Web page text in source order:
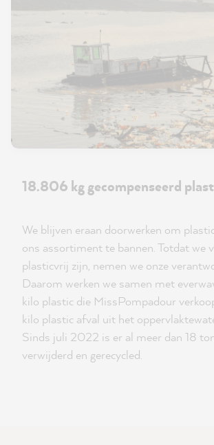
18.806 kg gecompenseerd
We blijven eraan doorwerken om
ons assortiment te bannen. Totdat we
plasticvrij zijn, nemen we onze
Daarom werken we samen met
kilo plastic die MissPompadour
kilo plastic afval uit het
Sinds juli 2022 is er al meer dan 18
verwijderd en gerecycled.